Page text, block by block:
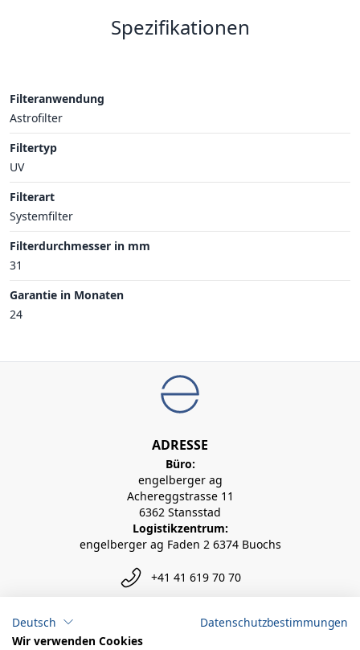
Spezifikationen
Filteranwendung
Astrofilter
Filtertyp
UV
Filterart
Systemfilter
Filterdurchmesser in mm
31
Garantie in Monaten
24
ADRESSE
Büro:
engelberger ag
Achereggstrasse 11
6362 Stansstad
Logistikzentrum:
engelberger ag Faden 2 6374 Buochs
+41 41 619 70 70
info@engelberger.ch
Deutsch
Datenschutzbestimmungen
Wir verwenden Cookies